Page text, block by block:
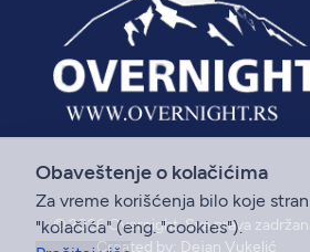
© 2026Overnight. Sva prava
Created by: Dejan Vukelić
Obaveštenje o kolačićima
Za vreme korišćenja bilo koje
"kolačića" (eng. "cookies").